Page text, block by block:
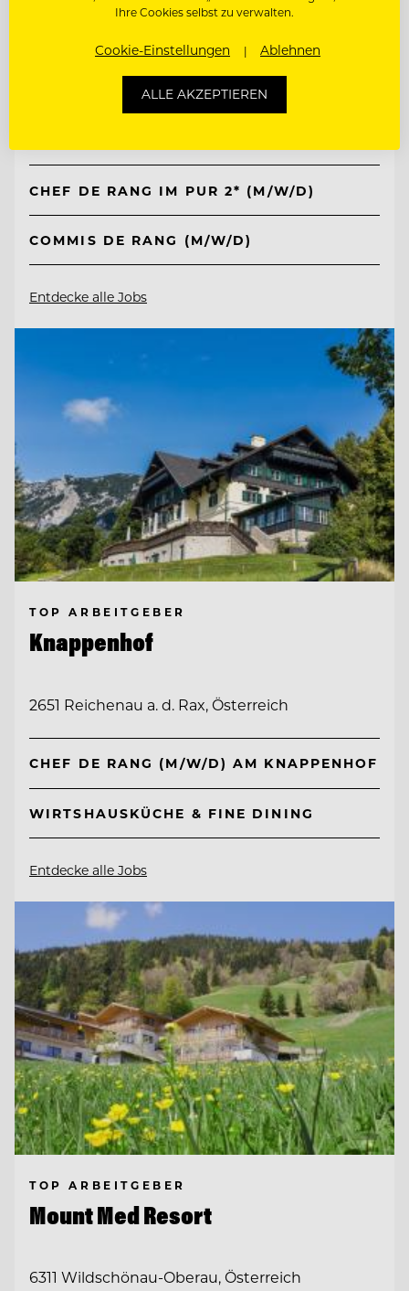
Kempinski Hotel Berchtesgaden
CHEF DE RANG IM PUR 2* (M/W/D)
COMMIS DE RANG (M/W/D)
Entdecke alle Jobs
TOP ARBEITGEBER
Knappenhof
2651 Reichenau a. d. Rax, Österreich
CHEF DE RANG (M/W/D) AM KNAPPENHOF
WIRTSHAUSKÜCHE & FINE DINING
Entdecke alle Jobs
TOP ARBEITGEBER
Mount Med Resort
6311 Wildschönau-Oberau, Österreich
Ihre Cookies selbst zu verwalten.
Cookie-Einstellungen Ablehnen
ALLE AKZEPTIEREN